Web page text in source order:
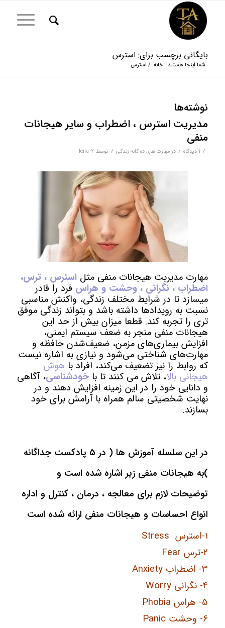
بایگانی برچسب برای: استرس
شما اینجا هستید: خانه / استرس
نوشته‌ها
مدیریت استرس ، اضطراب و سایر هیجانات
منفی
/ 1 دیدگاه / در مهارت های ده گانه زندگی / توسط leila_2
مهارت مدیریت هیجانات منفی مثل استرس ، ترس،
اضطراب ، نگرانی ، وحشت و هراس فرد را قادر
میسازد تا در شرایط مختلف زندگی، واکنش مناسبی
نسبت به رویدادها داشته باشد و بتواند زندگی موفق
تری را تجربه کند. قطعا میزان بیش از حد این
هیجانات منفی منجر به ضعف سیستم ایمنی،
افزایش بیماری‌های مزمن، ضعیف‌شدن حافظه و
مهارت‌های شناختی می‎‌شود و نیازی به اشاره نیست
که روابط را نیز تضعیف می‌کند، افراد با هوش
هیجانی بالا، تلاش می کنند تا با خودشناسی، آگاهی
و دانایی خود را در این زمینه افزایش دهند و در
نهایت شخصیتی سالم همراه با آرامش برای خود
بسازند.
در این سلسله آموزش ها ( در 5 پادکست جداگانه
)به هیجانات منفی زیر اشاره شده است و
توضیحات لازم برای معالجه ، درمان ، کنترل و اداره
انواع احساسات و هیجانات منفی ارائه شده است
1-استرس Stress
2-ترس Fear
3- اضطراب Anxiety
4- نگرانی Worry
5- هراس Phobia
6- وحشت Panic